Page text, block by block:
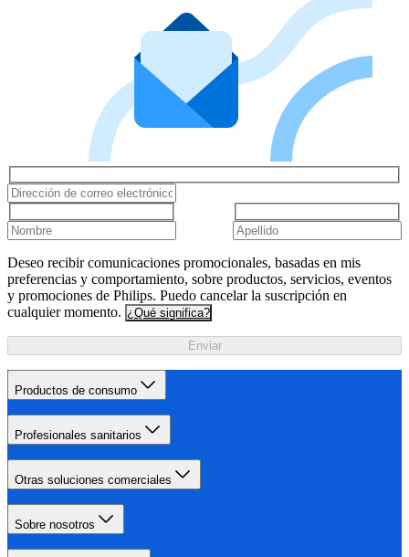
Deseo recibir comunicaciones promocionales, basadas en mis
preferencias y comportamiento, sobre productos, servicios, eventos
y promociones de Philips. Puedo cancelar la suscripción en
cualquier momento. ¿Qué significa?
Enviar
Productos de consumo
Profesionales sanitarios
Otras soluciones comerciales
Sobre nosotros